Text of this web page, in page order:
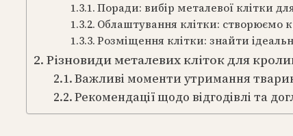
Поради: вибір металевої клітки
Облаштування клітки: створюємо
Розміщення клітки: знайти
Різновиди металевих кліток для
Важливі моменти утримання
Рекомендації щодо відгодівлі та